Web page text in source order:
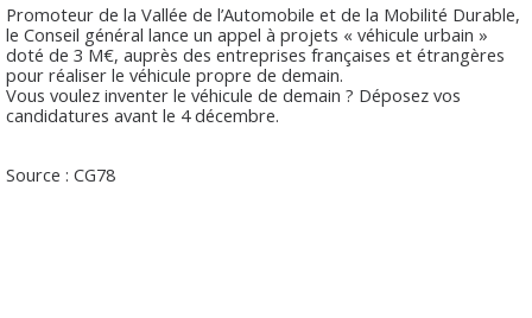
Promoteur de la Vallée de l’Automobile et de la Mobilité Durable,
le Conseil général lance un appel à projets « véhicule urbain »
doté de 3 M€, auprès des entreprises françaises et étrangères
pour réaliser le véhicule propre de demain.
Vous voulez inventer le véhicule de demain ? Déposez vos
candidatures avant le 4 décembre.
Source : CG78